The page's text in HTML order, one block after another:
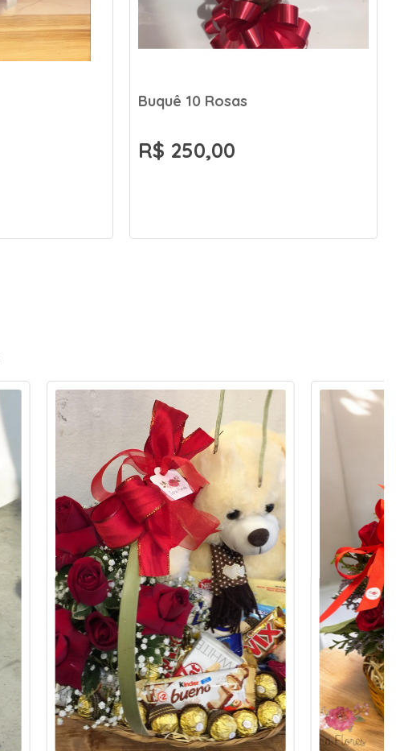
Buquê 10 Rosas
R$ 250,00